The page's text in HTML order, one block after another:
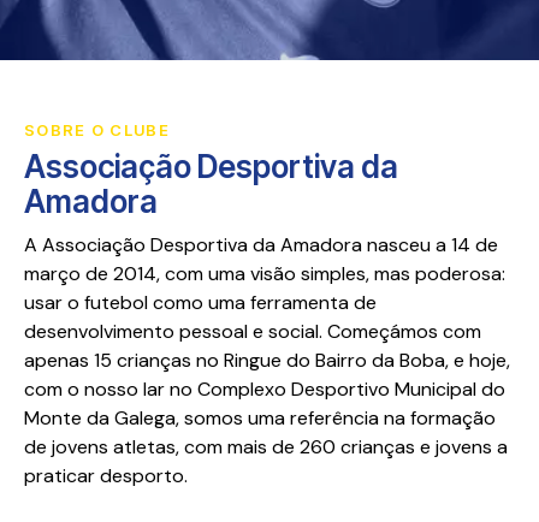
SOBRE O CLUBE
Associação Desportiva da
Amadora
A Associação Desportiva da Amadora nasceu a 14 de
março de 2014, com uma visão simples, mas poderosa:
usar o futebol como uma ferramenta de
desenvolvimento pessoal e social. Começámos com
apenas 15 crianças no Ringue do Bairro da Boba, e hoje,
com o nosso lar no Complexo Desportivo Municipal do
Monte da Galega, somos uma referência na formação
de jovens atletas, com mais de 260 crianças e jovens a
praticar desporto.